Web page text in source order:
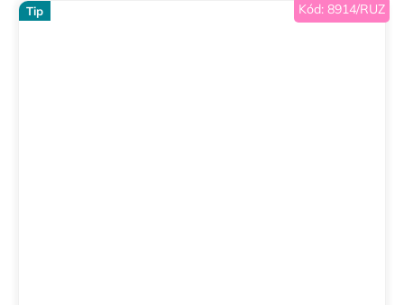
Tip Kód: 8914/RUZ